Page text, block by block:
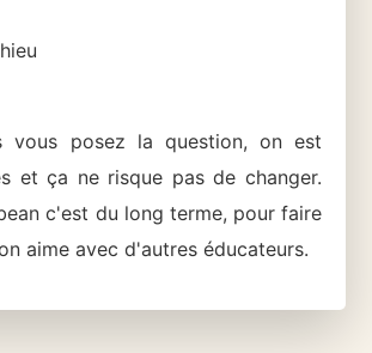
vous posez la question, on est
et ça ne risque pas de changer.
c'est du long terme, pour faire
aime avec d'autres éducateurs.